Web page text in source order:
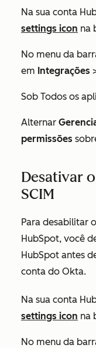
Na sua conta
settings icon na
No menu da
em Integrações
Sob Todos os
Alternar
permissões
Desativar
SCIM
Para desabilitar
HubSpot, você
HubSpot antes
conta do Okta.
Na sua conta
settings icon na
No menu da